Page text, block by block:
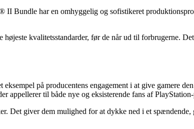
har en omhyggelig og sofistikeret
kvalitetsstandarder, før de når ud til forbrugerne.
på producentens engagement i at give gamere
til både nye og eksisterende fans af
Det giver dem mulighed for at dykke ned i et